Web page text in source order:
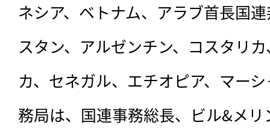
ネシア、ベトナム、アラブ首長国
スタン、 アルゼンチン、コスタリ
カ、セネガル、エチオピア、マー
務局は、国連事務総長、ビル&メ